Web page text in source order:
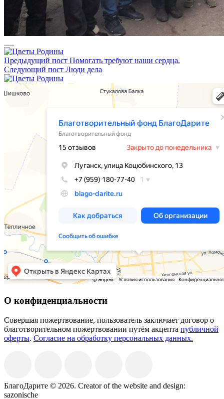
Предыдущий пост Помогать требуют наши сердца.
Следующий пост Люди дела
О конфиденциальности
Совершая пожертвование, пользователь заключает договор о
благотворительном пожертвовании путём акцепта публичной
оферты. Согласие на обработку персональных данных.
БлагоДарите © 2026. Creator of the website and design:
sazonische